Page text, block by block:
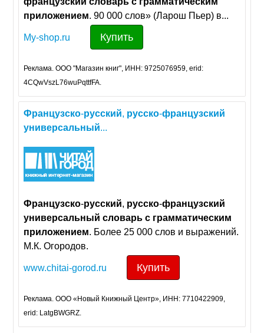
приложением. 90 000 слов» (Ларош Пьер) в...
My-shop.ru Купить
Реклама. ООО "Магазин книг", ИНН: 9725076959, erid:
4CQwVszL76wuPqttfFA.
Французско-русский, русско-французский
универсальный...
Французско-русский, русско-французский
универсальный словарь с грамматическим
приложением. Более 25 000 слов и выражений.
М.К. Огородов.
www.chitai-gorod.ru Купить
Реклама. ООО «Новый Книжный Центр», ИНН: 7710422909,
erid: LatgBWGRZ.